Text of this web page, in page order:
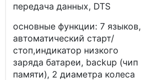
передача данных, DTS
основные функции: 7 языков,
автоматический старт/
стоп,индикатор низкого
заряда батареи, backup (чип
памяти), 2 диаметра колеса